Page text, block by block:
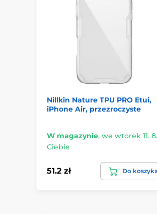
Nillkin Nature TPU PRO Etui,
iPhone Air, przezroczyste
W magazynie, we wtorek 11.
Ciebie
51.2 zł Do